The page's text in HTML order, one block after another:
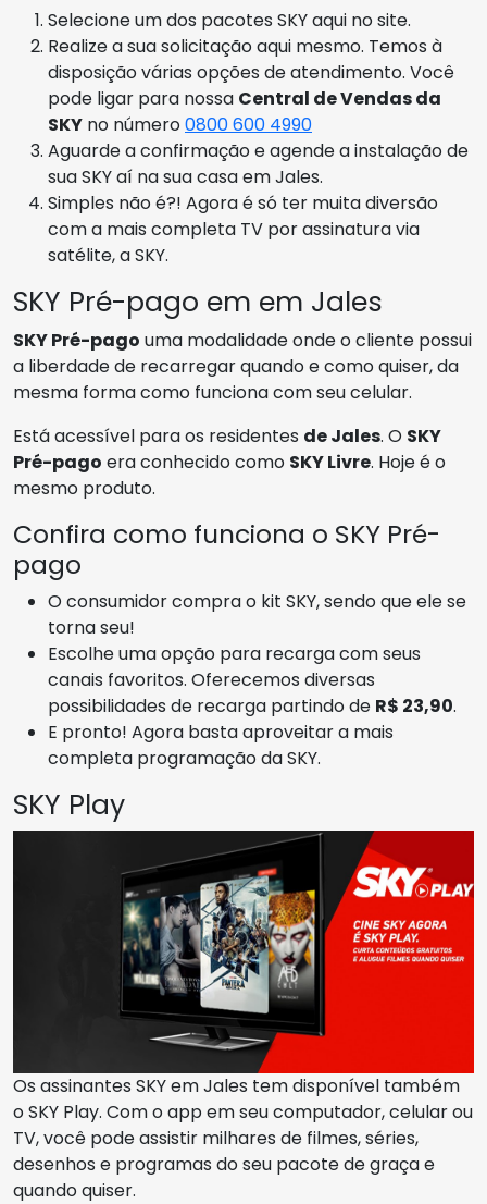
Selecione um dos pacotes SKY aqui no site.
Realize a sua solicitação aqui mesmo. Temos à
disposição várias opções de atendimento. Você
pode ligar para nossa Central de Vendas da
SKY no número0800 600 4990
Aguarde a confirmação e agende a instalação de
sua SKY aí na sua casa em Jales.
Simples não é?! Agora é só ter muita diversão
com a mais completa TV por assinatura via
satélite, a SKY.
SKY Pré-pago em em Jales
SKY Pré-pago uma modalidade onde o cliente possui
a liberdade de recarregar quando e como quiser, da
mesma forma como funciona com seu celular.
Está acessível para os residentes de Jales. O SKY
Pré-pago era conhecido como SKY Livre. Hoje é o
mesmo produto.
Confira como funciona o SKY Pré-
pago
O consumidor compra o kit SKY, sendo que ele se
torna seu!
Escolhe uma opção para recarga com seus
canais favoritos. Oferecemos diversas
possibilidades de recarga partindo de R$ 23,90.
E pronto! Agora basta aproveitar a mais
completa programação da SKY.
SKY Play
Os assinantes SKY em Jales tem disponível também
o SKY Play. Com o app em seu computador, celular ou
TV, você pode assistir milhares de filmes, séries,
desenhos e programas do seu pacote de graça e
quando quiser.